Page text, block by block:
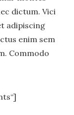
dictum. Vici
adipiscing
enim sem
Commodo